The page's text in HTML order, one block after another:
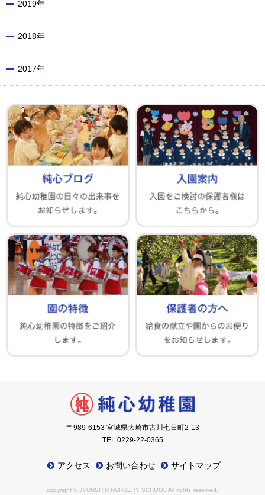
2019年
2018年
2017年
〒989-6153 宮城県大崎市古川七日町2-13
TEL 0229-22-0365
アクセス お問い合わせ サイトマップ
copyright © JYUNSHIN NURSERY SCHOOL All rights reserved.